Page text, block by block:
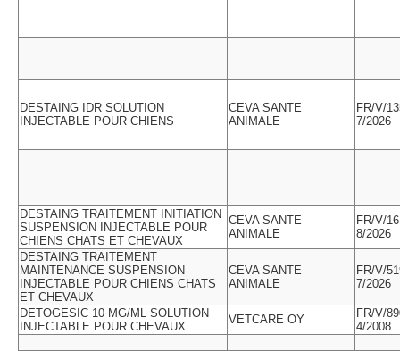
DESTAING IDR SOLUTION
INJECTABLE POUR CHIENS
CEVA SANTE
ANIMALE
FR/V/
7/2026
DESTAING TRAITEMENT INITIATION
SUSPENSION INJECTABLE POUR
CHIENS CHATS ET CHEVAUX
CEVA SANTE
ANIMALE
FR/V/
8/2026
DESTAING TRAITEMENT
MAINTENANCE SUSPENSION
INJECTABLE POUR CHIENS CHATS
ET CHEVAUX
CEVA SANTE
ANIMALE
FR/V/
7/2026
DETOGESIC 10 MG/ML SOLUTION
INJECTABLE POUR CHEVAUX
VETCARE OY
FR/V/
4/2008